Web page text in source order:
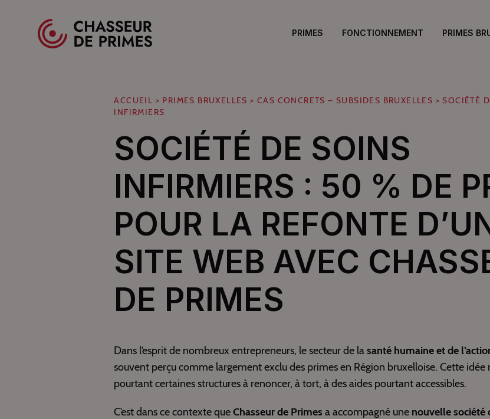
Spécialistes des primes pour professionnels
PRIMES FONCTIONNEMENT PRIMES
ACCUEIL > PRIMES BRUXELLES >CAS CONCRETS – SUBSIDES BRUXELLES > SOCIÉTÉ
INFIRMIERS
SOCIÉTÉ DE SOINS
INFIRMIERS : 50 % DE
POUR LA REFONTE
SITE WEB AVEC
DE PRIMES
Dans l’esprit de nombreux entrepreneurs, le secteur de lasanté humaine et de
souvent perçu comme largement exclu des primes en Région bruxelloise. Cette idée
pourtant certaines structures à renoncer, à tort, à des aides pourtant accessibles.
C’est dans ce contexte queChasseur de Primes a accompagné une nouvelle société